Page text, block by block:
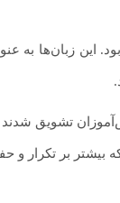
این زبان‌ها به
دانش‌آموزان تشویق
بیشتر بر تکرار و